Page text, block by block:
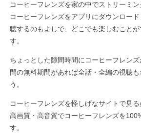
コーヒーフレンズを家の中でストリーミン
コーヒーフレンズをアプリにダウンロー
聴するのもよしで、どこでも楽しむこと
す。
ちょっとした隙間時間にコーヒーフレン
間の無料期間があれば全話・全編の視聴
う。
コーヒーフレンズを怪しげなサイトで見る
高画質・高音質でコーヒーフレンズを
す。